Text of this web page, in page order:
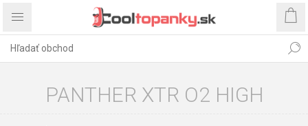
PANTHER XTR O2 HIGH